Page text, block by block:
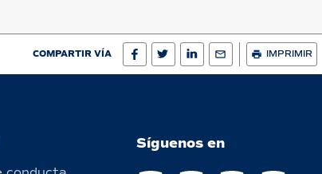
COMPARTIR VÍA IMPRIMIR
Síguenos en